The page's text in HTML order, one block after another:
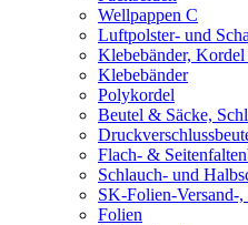
Wellpappen C
Luftpolster- und
Klebebänder,
Klebebänder
Polykordel
Beutel & Säcke,
Flach- &
Schlauch- und
SK-Folien-Versand-
Folien